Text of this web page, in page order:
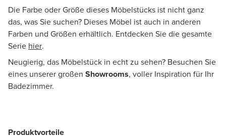
Die Farbe oder Größe dieses Möbelstücks ist nicht ganz
das, was Sie suchen? Dieses Möbel ist auch in anderen
Farben und Größen erhältlich. Entdecken Sie die gesamte
Serie hier.
Neugierig, das Möbelstück in echt zu sehen? Besuchen Sie
eines unserer großen Showrooms, voller Inspiration für Ihr
Badezimmer.
Produktvorteile